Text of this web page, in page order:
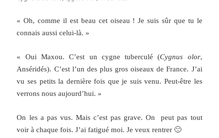
« Oh, comme il est beau cet oiseau ! Je suis sûr que tu le
connais aussi celui-là. »
« Oui Maxou. C’est un cygne tuberculé (Cygnus olor,
Anséridés). C’est l’un des plus gros oiseaux de France. J’ai
vu ses petits la dernière fois que je suis venu. Peut-être les
verrons nous aujourd’hui. »
On les a pas vus. Mais c’est pas grave. On peut pas tout
voir à chaque fois. J’ai fatigué moi. Je veux rentrer 🙁